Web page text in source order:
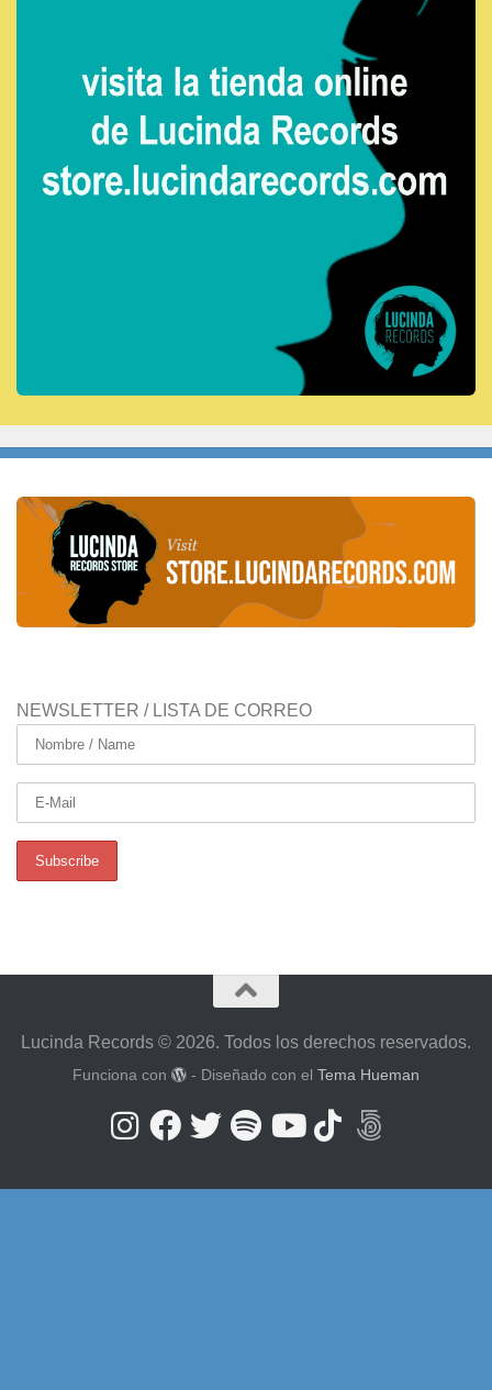
NEWSLETTER / LISTA DE CORREO
Lucinda Records © 2026. Todos los derechos reservados.
Funciona con - Diseñado con el Tema Hueman